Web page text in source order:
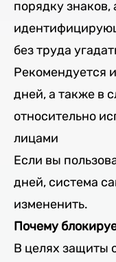
порядку знаков,
без труда
Рекомендуется
дней, а также в
относительно
лицами
Если вы
дней, система
измененить.
Почему
В целях защиты